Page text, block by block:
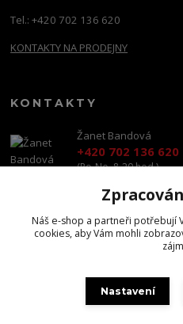
Tel.: +420 702 136 620
KONTAKTY NA PRODEJNY
KONTAKTY
Žanet Bandová
+420 702 136 620
(Po-Ne, 8-20 hod.)
shop@brandscapital.cz
Náš e-shop a partneři potřebují
cookies, aby Vám mohli
Nastavení